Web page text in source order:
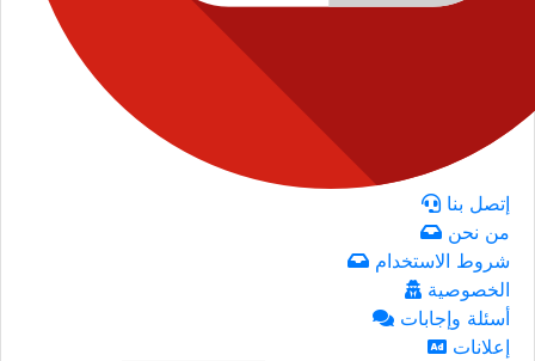
إتصل بنا
من نحن
شروط الاستخدام
الخصوصية
أسئلة وإجابات
إعلانات